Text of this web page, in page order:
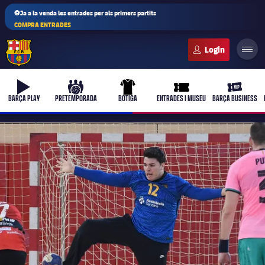
⚽Ja a la venda les entrades per als primers partits
COMPRA ENTRADES
b-play
BARÇA PLAY
culers-ball
PRETEMPORADA
uniform
BOTIGA
ticket-full
ENTRADES I MUSEU
ticket-
BARÇA BUSINESS